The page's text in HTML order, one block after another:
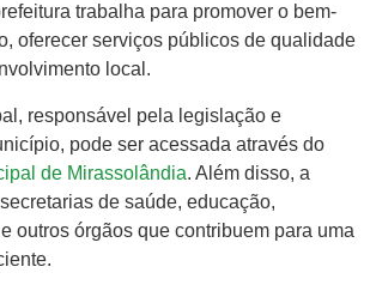
trabalha para promover o bem-
oferecer serviços públicos de qualidade
local.
responsável pela legislação e
pode ser acessada através do
de Mirassolândia. Além disso, a
de saúde, educação,
outros órgãos que contribuem para uma